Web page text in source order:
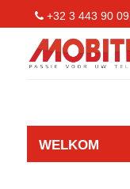
+32 3 443 90 09
WELKOM